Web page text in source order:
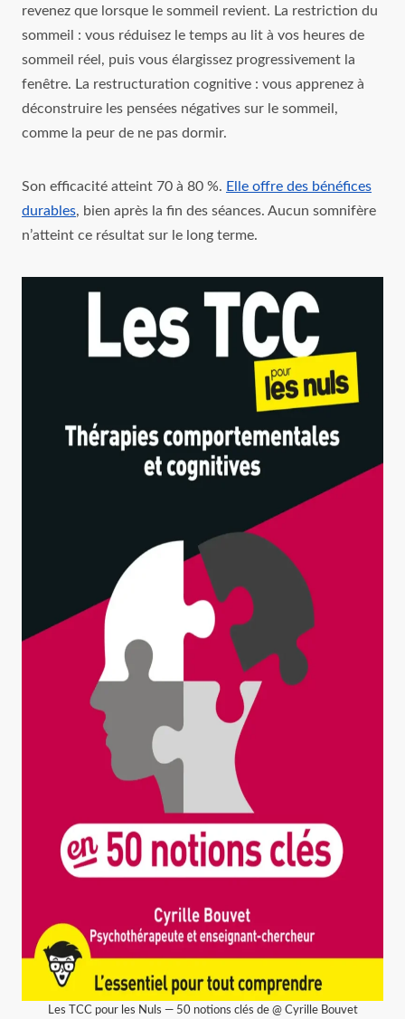
revenez que lorsque le sommeil revient. La restriction du
sommeil : vous réduisez le temps au lit à vos heures de
sommeil réel, puis vous élargissez progressivement la
fenêtre. La restructuration cognitive : vous apprenez à
déconstruire les pensées négatives sur le sommeil,
comme la peur de ne pas dormir.
Son efficacité atteint 70 à 80 %. Elle offre des bénéfices
durables, bien après la fin des séances. Aucun somnifère
n’atteint ce résultat sur le long terme.
Les TCC pour les Nuls — 50 notions clés de @ Cyrille Bouvet